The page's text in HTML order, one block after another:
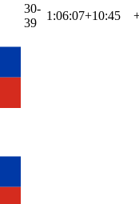
30-
39
1:06:07+10:45